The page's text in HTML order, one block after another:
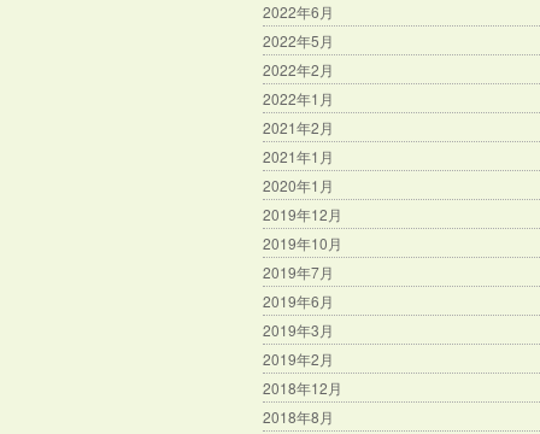
2022年6月
2022年5月
2022年2月
2022年1月
2021年2月
2021年1月
2020年1月
2019年12月
2019年10月
2019年7月
2019年6月
2019年3月
2019年2月
2018年12月
2018年8月